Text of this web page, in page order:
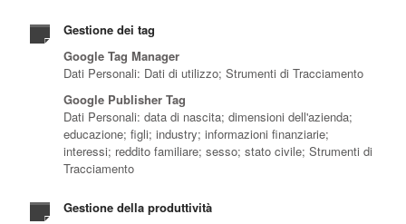
Gestione dei tag
Google Tag Manager
Dati Personali: Dati di utilizzo; Strumenti di Tracciamento
Google Publisher Tag
Dati Personali: data di nascita; dimensioni dell'azienda;
educazione; figli; industry; informazioni finanziarie;
interessi; reddito familiare; sesso; stato civile; Strumenti di
Tracciamento
Gestione della produttività